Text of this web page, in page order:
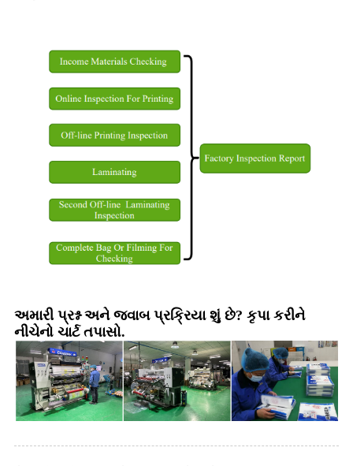
અમારી પ્રશ્ન અને જવાબ પ્રક્રિયા શું છે? કૃપા કરીને
નીચેનો ચાર્ટ તપાસો.